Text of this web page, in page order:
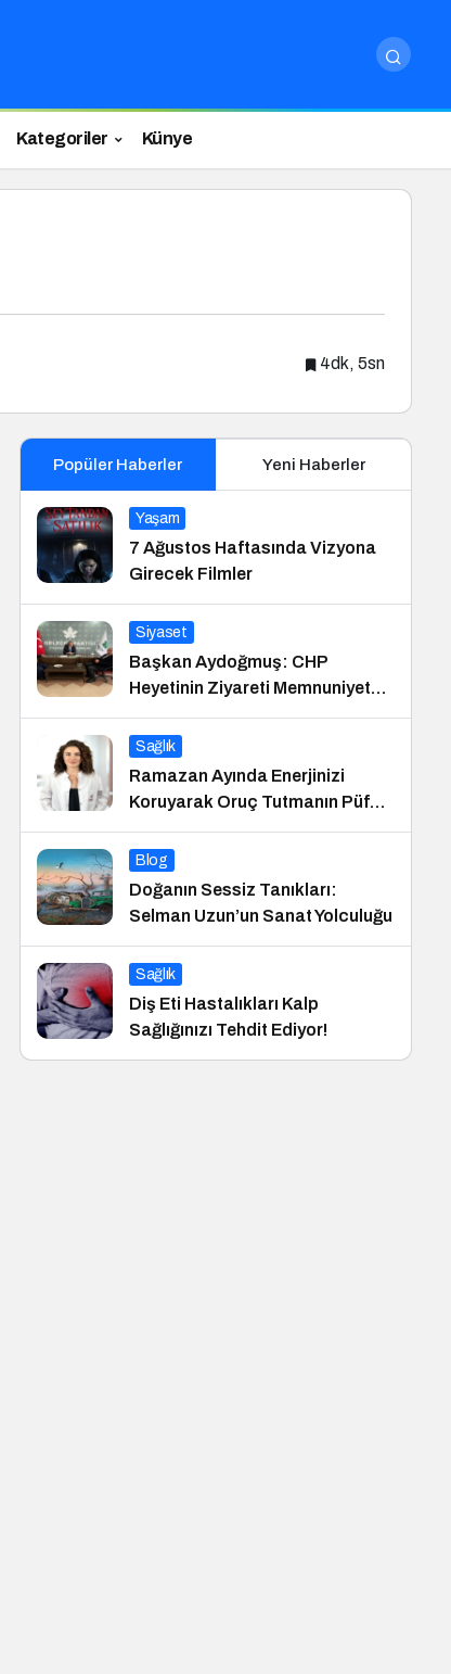
Kategoriler Künye
4dk, 5sn
Popüler Haberler Yeni Haberler
Yaşam
7 Ağustos Haftasında Vizyona
Girecek Filmler
Siyaset
Başkan Aydoğmuş: CHP
Heyetinin Ziyareti Memnuniyet
Verici
Sağlık
Ramazan Ayında Enerjinizi
Koruyarak Oruç Tutmanın Püf
Noktaları
Blog
Doğanın Sessiz Tanıkları:
Selman Uzun’un Sanat Yolculuğu
Sağlık
Diş Eti Hastalıkları Kalp
Sağlığınızı Tehdit Ediyor!